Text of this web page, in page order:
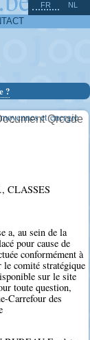
FR NL
?
et energie
CLASSES
a, au sein de la
pour cause de
conformément à
le comité stratégique
sur le site
toute question,
Carrefour des
^